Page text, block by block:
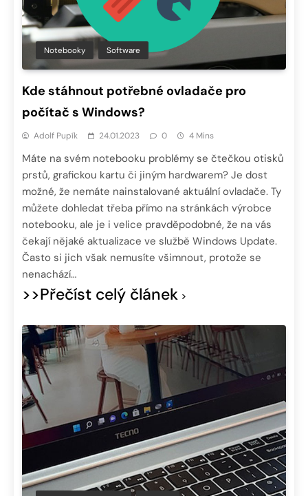
Notebooky Software
Kde stáhnout potřebné ovladače pro
počítač s Windows?
Adolf Pupík 24.01.2023 0 4 Mins
Máte na svém notebooku problémy se čtečkou otisků
prstů, grafickou kartu či jiným hardwarem? Je dost
možné, že nemáte nainstalované aktuální ovladače. Ty
můžete dohledat třeba přímo na stránkách výrobce
notebooku, ale je i velice pravděpodobné, že na vás
čekají nějaké aktualizace ve službě Windows Update.
Často si jich však nemusíte všimnout, protože se
nenachází…
>>Přečíst celý článek